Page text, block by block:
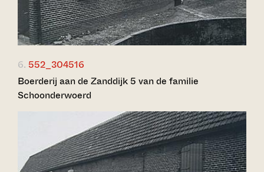
6. 552_304516
Boerderij aan de Zanddijk 5 van de familie
Schoonderwoerd